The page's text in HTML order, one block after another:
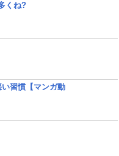
くね?
い習慣【マンガ動